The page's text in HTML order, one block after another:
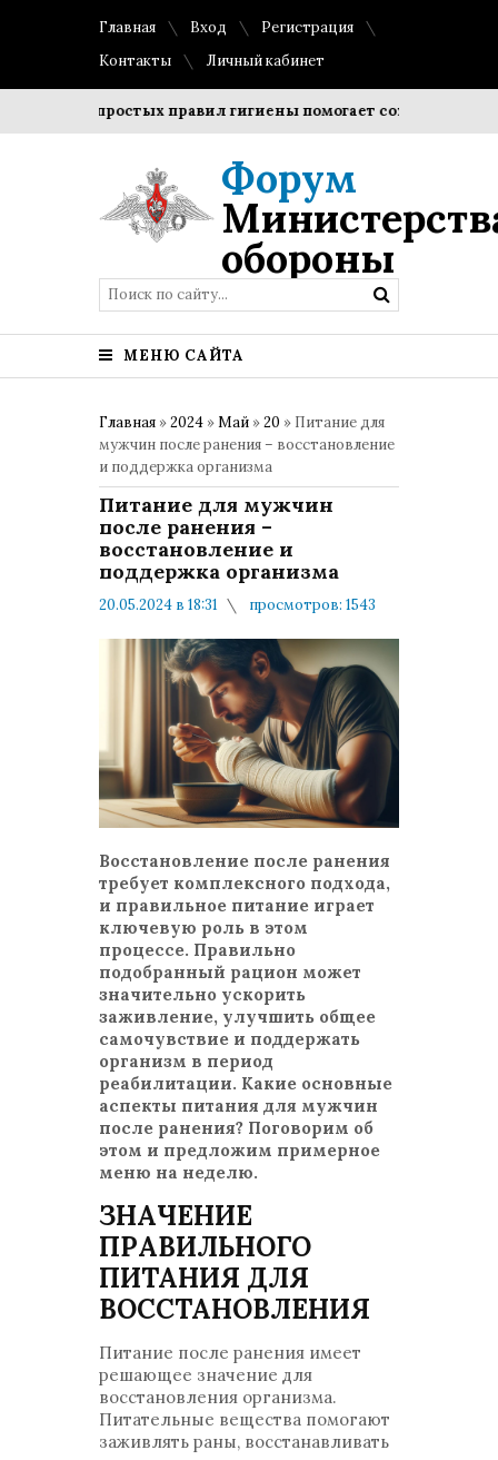
Главная Вход
Регистрация
Контакты
Личный кабинет
простых правил гигиены помогает сохранить
Форум
обороны
МЕНЮ САЙТА
Главная »2024 »Май »20 » Питание для
мужчин после ранения – восстановление
и поддержка организма
Питание для мужчин
после ранения –
восстановление и
поддержка организма
20.05.2024 в 18:31
просмотров: 1543
Мнения и публикации
Восстановление после ранения
требует комплексного подхода,
и правильное питание играет
ключевую роль в этом
процессе. Правильно
подобранный рацион может
значительно ускорить
заживление, улучшить общее
самочувствие и поддержать
организм в период
реабилитации. Какие основные
аспекты питания для мужчин
после ранения? Поговорим об
этом и предложим примерное
меню на неделю.
ЗНАЧЕНИЕ
ПРАВИЛЬНОГО
ПИТАНИЯ ДЛЯ
ВОССТАНОВЛЕНИЯ
Питание после ранения имеет
решающее значение для
восстановления организма.
Питательные вещества помогают
заживлять раны, восстанавливать